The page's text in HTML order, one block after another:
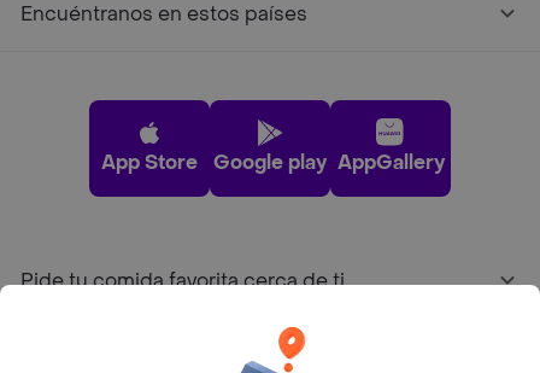
Encuéntranos en estos países
App Store Google play AppGallery
Pide tu comida favorita cerca de ti